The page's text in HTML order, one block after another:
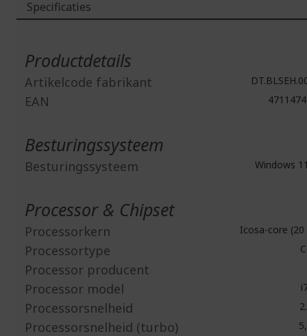
Specificaties
Productdetails
Artikelcode fabrikant
EAN
Besturingssysteem
Besturingssysteem Windows
Processor & Chipset
Processorkern Icosa-core
Processortype
Processor producent
Processor model
Processorsnelheid
Processorsnelheid (turbo)